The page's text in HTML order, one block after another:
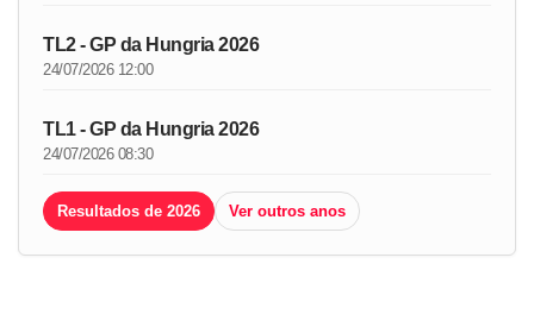
TL2 - GP da Hungria 2026
24/07/2026 12:00
TL1 - GP da Hungria 2026
24/07/2026 08:30
Resultados de 2026 Ver outros anos